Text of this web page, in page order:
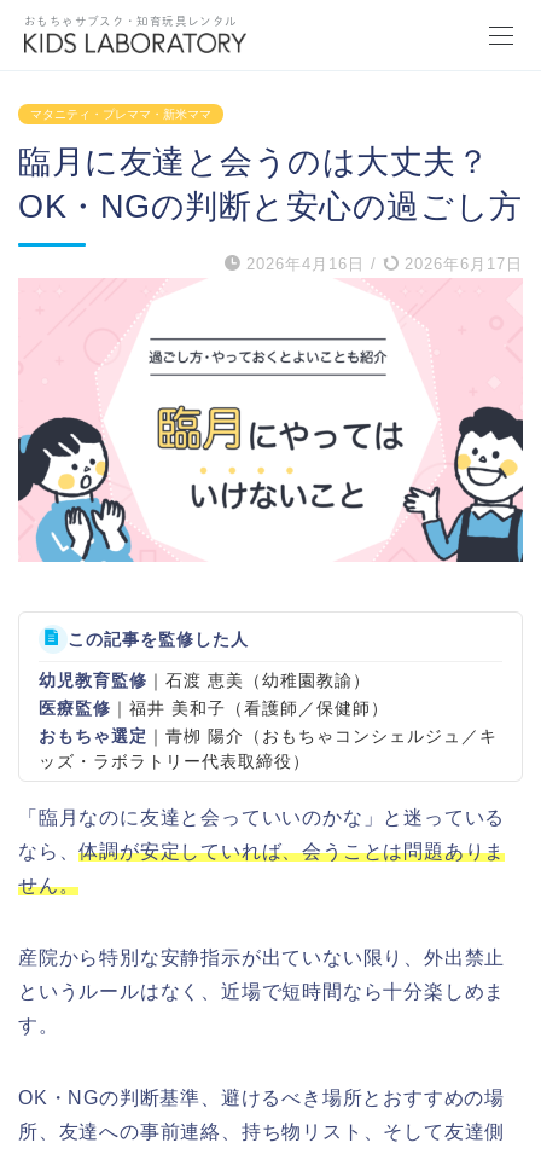
おもちゃサブスク・知育玩具レンタル
マタニティ・プレママ・新米ママ
臨月に友達と会うのは大丈夫？
OK・NGの判断と安心の過ごし方
2026年4月16日 / 2026年6月17日
この記事を監修した人
幼児教育監修 ｜石渡 恵美（幼稚園教諭）
医療監修 ｜福井 美和子（看護師／保健師）
おもちゃ選定 ｜青栁 陽介（おもちゃコンシェルジュ／キ
ッズ・ラボラトリー代表取締役）
「臨月なのに友達と会っていいのかな」と迷っている
なら、体調が安定していれば、会うことは問題ありま
せん。
産院から特別な安静指示が出ていない限り、外出禁止
というルールはなく、近場で短時間なら十分楽しめま
す。
OK・NGの判断基準、避けるべき場所とおすすめの場
所、友達への事前連絡、持ち物リスト、そして友達側